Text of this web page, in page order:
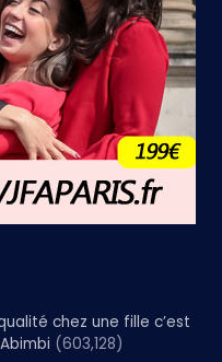
chez une fille c’est
(603,128)